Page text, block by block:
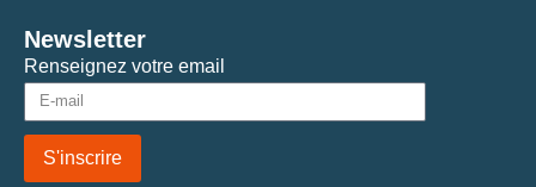
Renseignez votre email
S'inscrire
Newsletter